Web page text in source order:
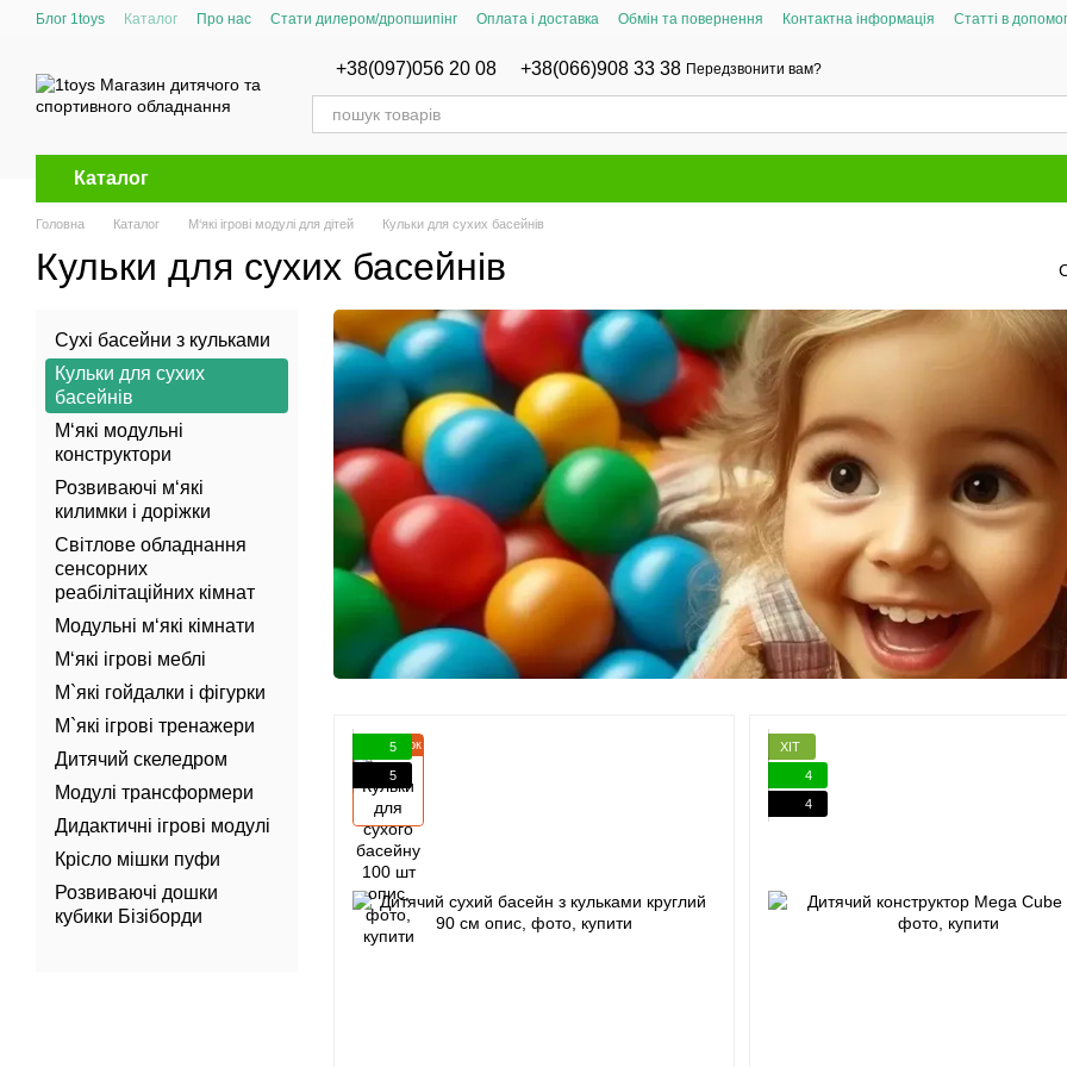
Перейти до основного контенту
Блог 1toys Каталог Про нас Стати дилером/дропшипінг Оплата і доставка Обмін та повернення Контактна інформація
Статті в
+38(097)056 20 08 +38(066)908 33 38 Передзвонити вам?
Каталог
Головна Каталог М‘які ігрові модулі для дітей Кульки для сухих басейнів
Кульки для сухих басейнів
Подарунок
5
5
ХІТ
4
4
Сухі басейни з кульками
Кульки для сухих
басейнів
М‘які модульні
конструктори
Розвиваючі м‘які
килимки і доріжки
Світлове обладнання
сенсорних
реабілітаційних кімнат
Модульні м‘які кімнати
М‘які ігрові меблі
М`які гойдалки і фігурки
М`які ігрові тренажери
Дитячий скеледром
Модулі трансформери
Дидактичні ігрові модулі
Крісло мішки пуфи
Розвиваючі дошки
кубики Бізіборди